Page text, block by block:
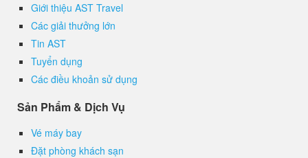
Giới thiệu AST Travel
Các giải thưởng lớn
Tin AST
Tuyển dụng
Các điều khoản sử dụng
Sản Phẩm & Dịch Vụ
Vé máy bay
Đặt phòng khách sạn